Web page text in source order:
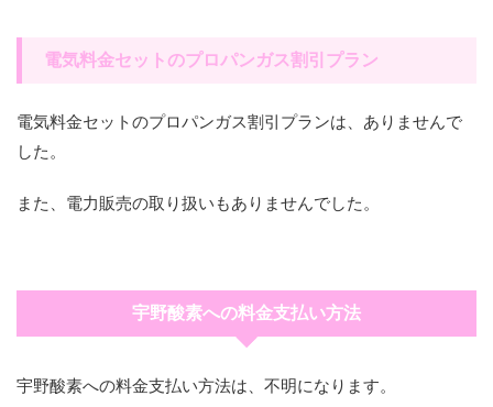
電気料金セットのプロパンガス割引プラン
電気料金セットのプロパンガス割引プランは、ありませんで
した。
また、電力販売の取り扱いもありませんでした。
宇野酸素への料金支払い方法
宇野酸素への料金支払い方法は、不明になります。